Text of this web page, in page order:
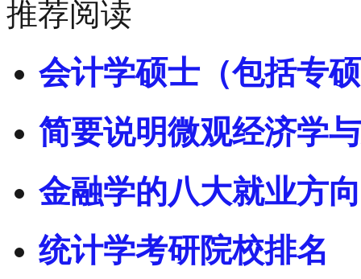
推荐阅读
会计学硕士（包括专
简要说明微观经济学
金融学的八大就业方
统计学考研院校排名